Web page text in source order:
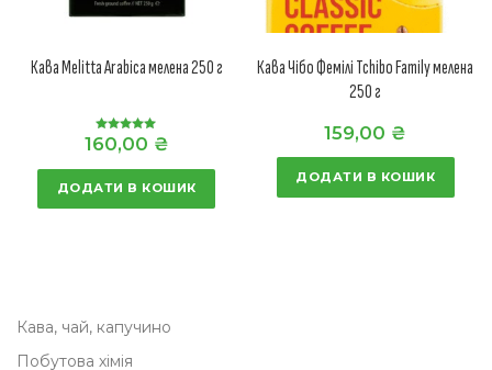
Кава Melitta Arabica мелена 250 г
Оцінено в
5.00
160,00 ₴
ДОДАТИ В КОШИК
Кава Чібо Фемілі Tchibo Family мелена
250 г
159,00 ₴
ДОДАТИ В КОШИК
Кава, чай, капучино
Побутова хімія